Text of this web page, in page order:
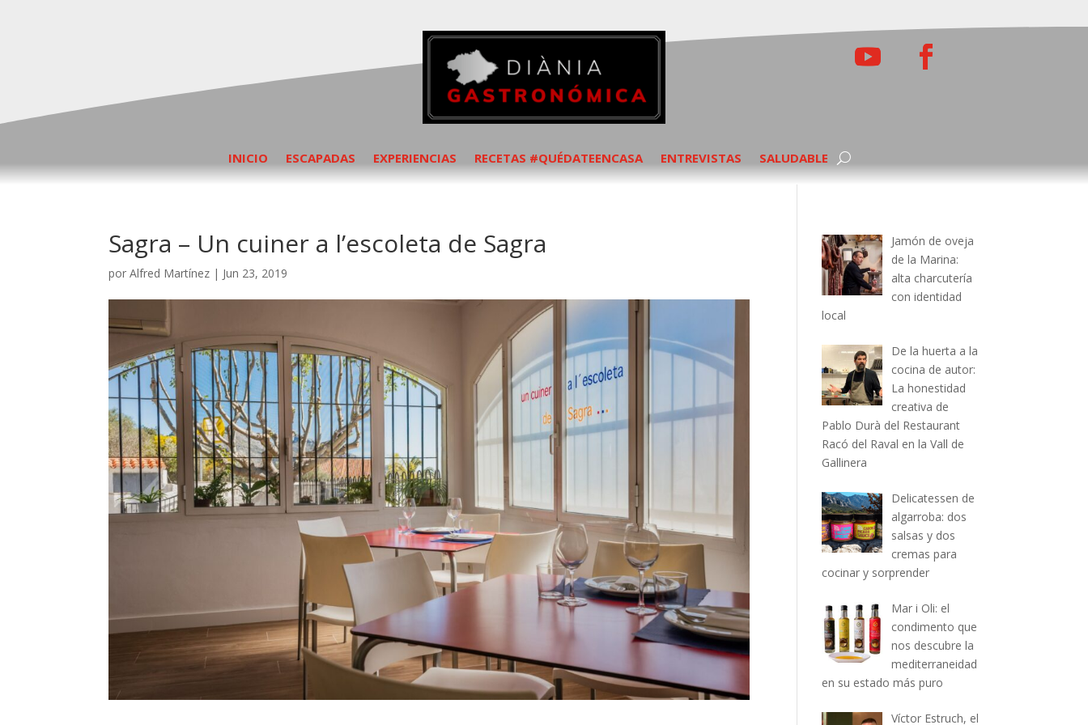
INICIO ESCAPADAS EXPERIENCIAS RECETAS #QUÉDATEENCASA ENTREVISTAS SALUDABLE
Sagra – Un cuiner a l’escoleta de Sagra
porAlfred Martínez | Jun 23, 2019
Jamón de oveja
de la Marina:
alta charcutería
con identidad
local
De la huerta a la
cocina de autor:
La honestidad
creativa de
Pablo Durà del Restaurant
Racó del Raval en la Vall de
Gallinera
Delicatessen de
algarroba: dos
salsas y dos
cremas para
cocinar y sorprender
Mar i Oli: el
condimento que
nos descubre la
mediterraneidad
en su estado más puro
Víctor Estruch, el